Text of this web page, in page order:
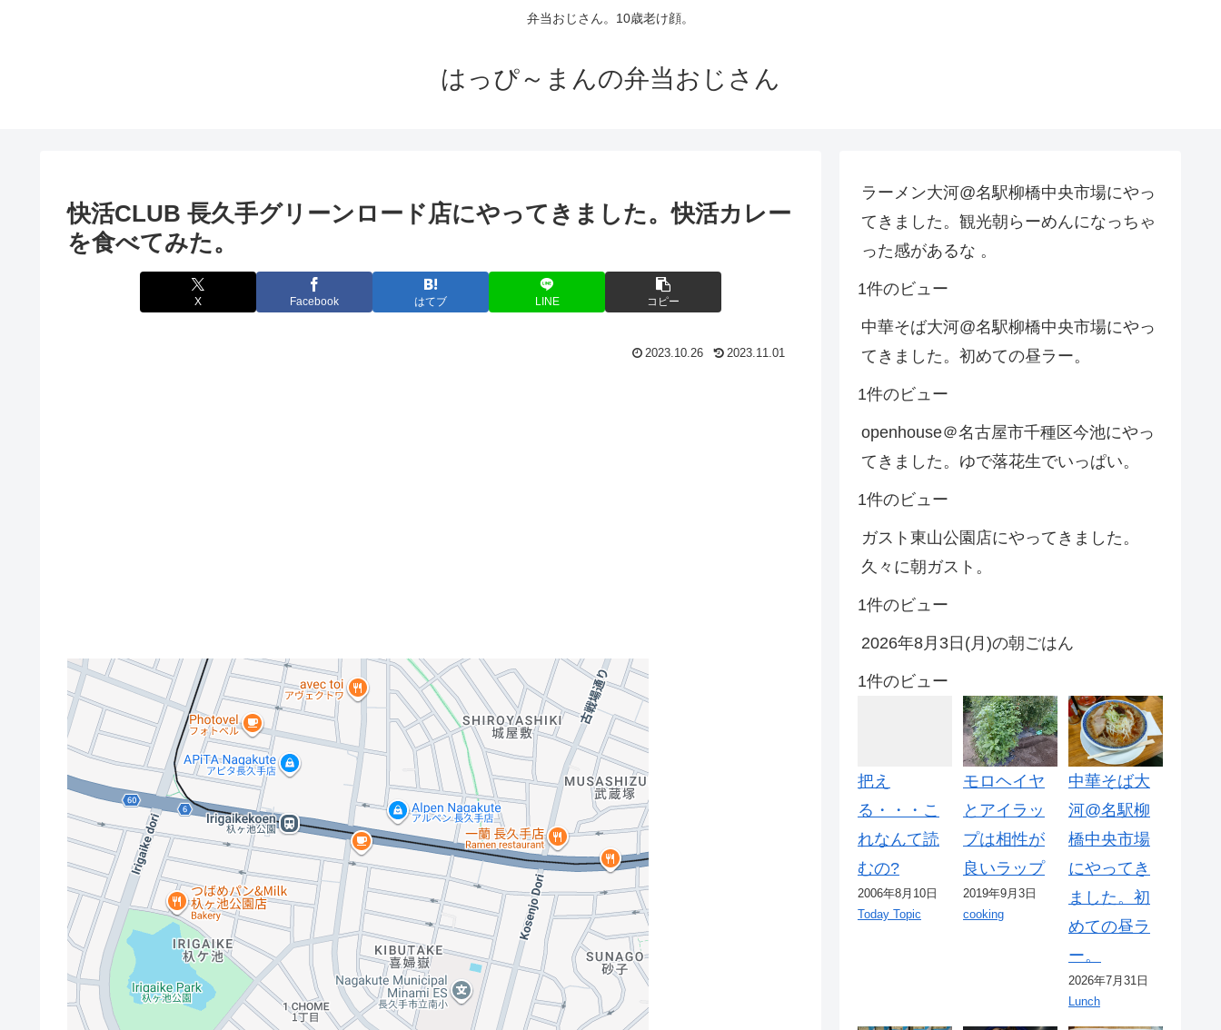
弁当おじさん。10歳老け顔。
はっぴ～まんの弁当おじさん
快活CLUB 長久手グリーンロード店にやってきました。快活カレー
を食べてみた。
X Facebook はてブ LINE コピー
2023.10.26 2023.11.01
ラーメン大河@名駅柳橋中央市場にやっ
てきました。観光朝らーめんになっちゃ
った感があるな 。
1件のビュー
中華そば大河@名駅柳橋中央市場にやっ
てきました。初めての昼ラー。
1件のビュー
openhouse＠名古屋市千種区今池にやっ
てきました。ゆで落花生でいっぱい。
1件のビュー
ガスト東山公園店にやってきました。
久々に朝ガスト。
1件のビュー
2026年8月3日(月)の朝ごはん
1件のビュー
把え
る・・・こ
れなんて読
むの?
2006年8月10日
Today Topic
モロヘイヤ
とアイラッ
プは相性が
良いラップ
2019年9月3日
cooking
中華そば大
河@名駅柳
橋中央市場
にやってき
ました。初
めての昼ラ
ー。
2026年7月31日
Lunch